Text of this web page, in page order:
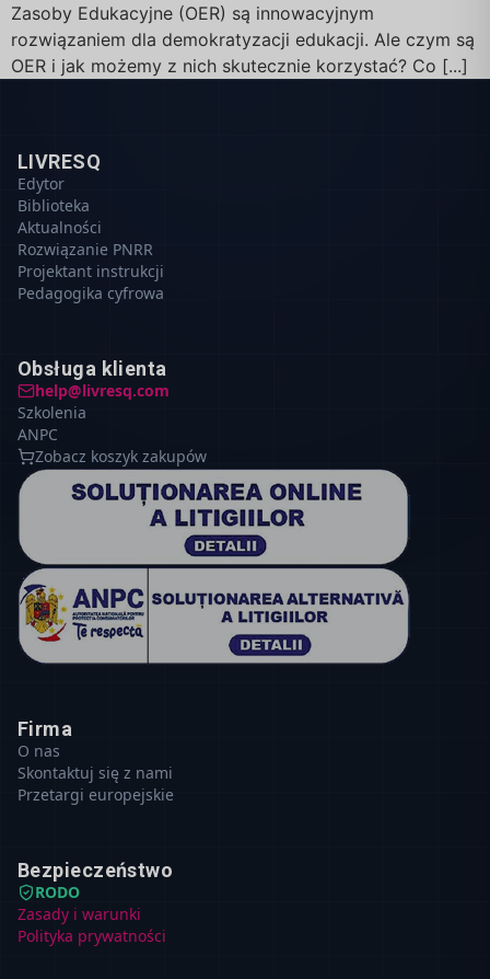
Zasoby Edukacyjne (OER) są innowacyjnym
rozwiązaniem dla demokratyzacji edukacji. Ale czym są
OER i jak możemy z nich skutecznie korzystać? Co [...]
LIVRESQ
Edytor
Biblioteka
Aktualności
Rozwiązanie PNRR
Projektant instrukcji
Pedagogika cyfrowa
Obsługa klienta
help@livresq.com
Szkolenia
ANPC
Zobacz koszyk zakupów
Firma
O nas
Skontaktuj się z nami
Przetargi europejskie
Bezpieczeństwo
RODO
Zasady i warunki
Polityka prywatności